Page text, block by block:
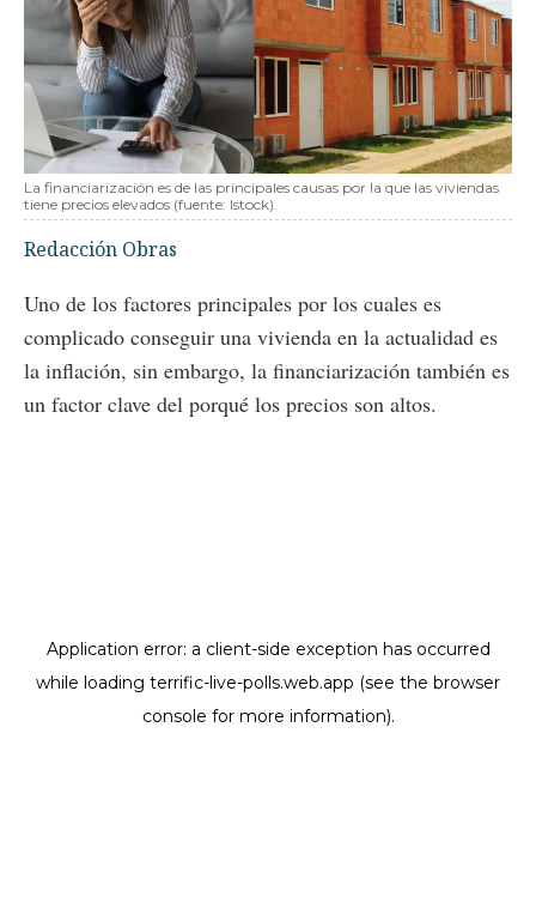
La financiarización es de las principales causas por la que las viviendas
tiene precios elevados (fuente: Istock).
Redacción Obras
Uno de los factores principales por los cuales es
complicado conseguir una vivienda en la actualidad es
la inflación, sin embargo, la financiarización también es
un factor clave del porqué los precios son altos.